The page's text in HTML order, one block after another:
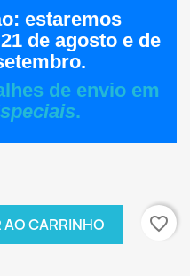
estaremos
de agosto e de
.
de envio em
.
CARRINHO favorite_border